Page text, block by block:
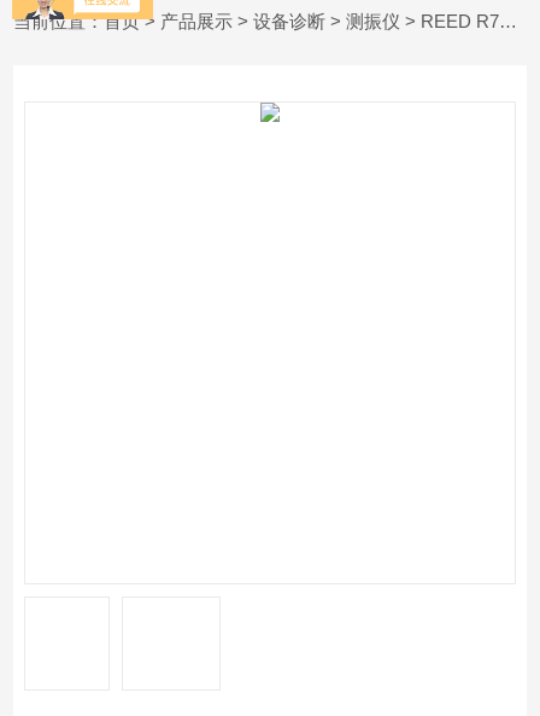
当前位置：首页> 产品展示 >设备诊断 >测振仪 > REED R7000SD测振仪/振动记录仪